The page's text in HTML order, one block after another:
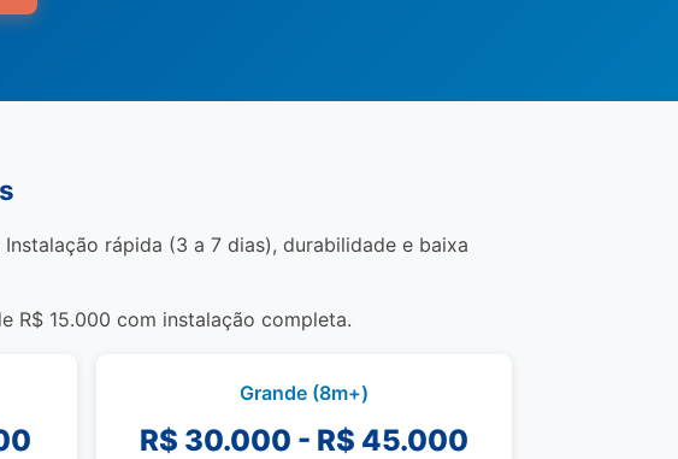
rápida (3 a 7 dias), durabilidade e baixa
R$ 15.000 com instalação completa.
Grande (8m+)
R$ 30.000 - R$ 45.000